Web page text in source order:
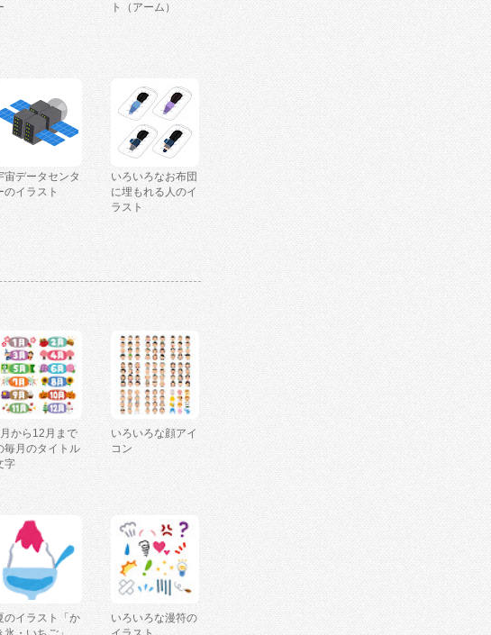
ト（アーム）
宙データセンタ
のイラスト
いろいろなお布団
に埋もれる人のイ
ラスト
から12月まで
毎月のタイトル
字
いろいろな顔アイ
コン
のイラスト「か
いろいろな漫符の